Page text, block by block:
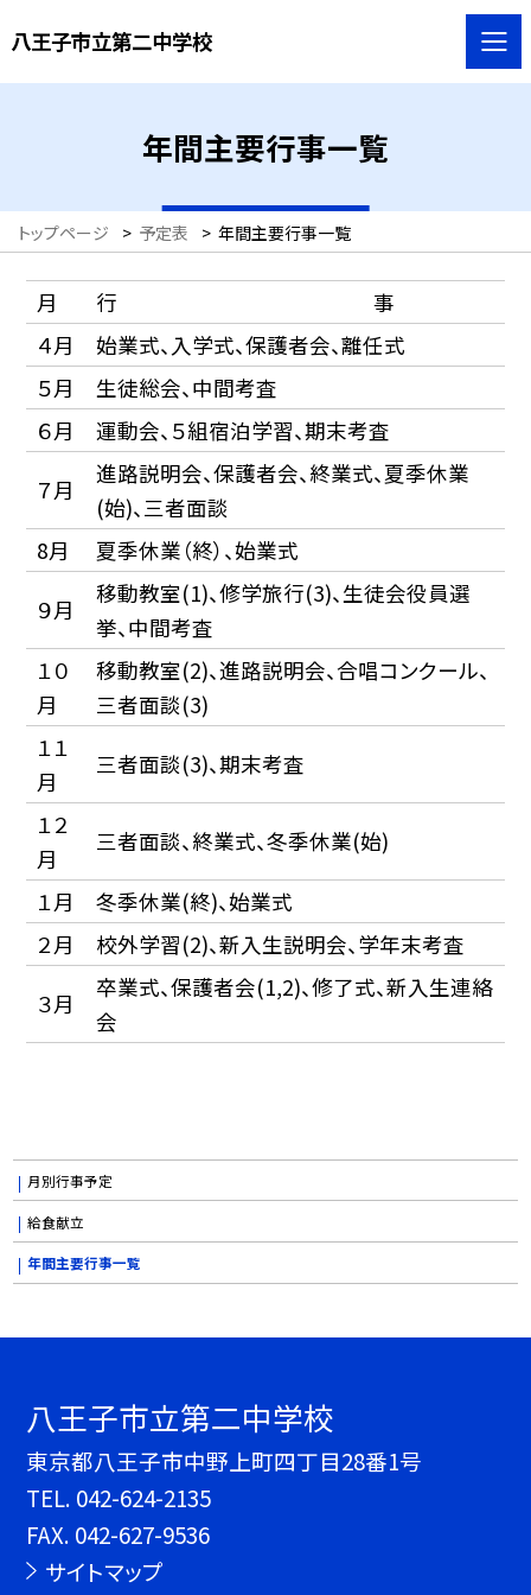
八王子市立第二中学校
年間主要行事一覧
トップページ > 予定表 > 年間主要行事一覧
月
行 事
４月
始業式、入学式、保護者会、離任式
５月
生徒総会、中間考査
６月
運動会、５組宿泊学習、期末考査
７月
進路説明会、保護者会、終業式、夏季休業
(始)、三者面談
8月
夏季休業（終）、始業式
９月
移動教室(1)、修学旅行(3)、生徒会役員選
挙、中間考査
１０
月
移動教室(2)、進路説明会、合唱コンクール、
三者面談(3)
１１
月
三者面談(3)、期末考査
１２
月
三者面談、終業式、冬季休業(始)
１月
冬季休業(終)、始業式
２月
校外学習(2)、新入生説明会、学年末考査
３月
卒業式、保護者会(1,2)、修了式、新入生連絡
会
月別行事予定
給食献立
年間主要行事一覧
八王子市立第二中学校
東京都八王子市中野上町四丁目28番1号
TEL. 042-624-2135
FAX. 042-627-9536
サイトマップ